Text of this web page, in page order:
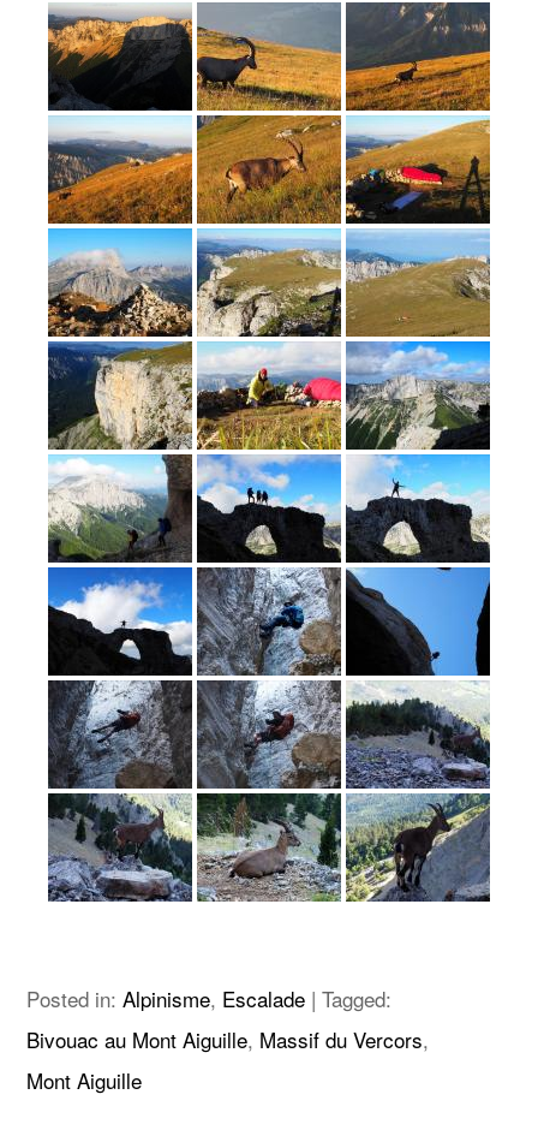
Posted in:Alpinisme, Escalade |Tagged:
Bivouac au Mont Aiguille, Massif du Vercors,
Mont Aiguille